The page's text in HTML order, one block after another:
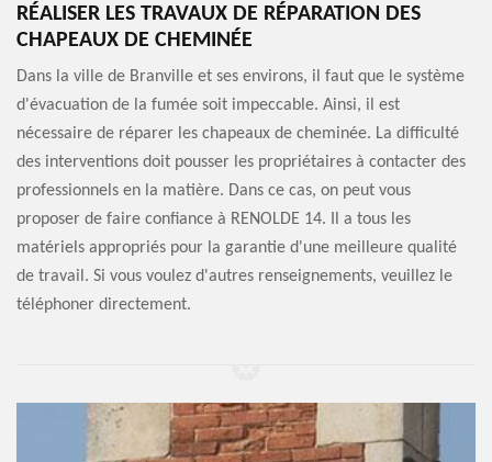
RÉALISER LES TRAVAUX DE RÉPARATION DES
CHAPEAUX DE CHEMINÉE
Dans la ville de Branville et ses environs, il faut que le système
d'évacuation de la fumée soit impeccable. Ainsi, il est
nécessaire de réparer les chapeaux de cheminée. La difficulté
des interventions doit pousser les propriétaires à contacter des
professionnels en la matière. Dans ce cas, on peut vous
proposer de faire confiance à RENOLDE 14. Il a tous les
matériels appropriés pour la garantie d'une meilleure qualité
de travail. Si vous voulez d'autres renseignements, veuillez le
téléphoner directement.